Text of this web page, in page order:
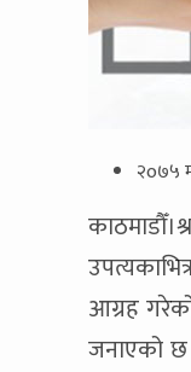
२o७५
आग्रह
जनाएको छ